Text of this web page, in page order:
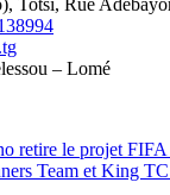
Totsi, Rue
– Lomé
retire le projet
Team et King